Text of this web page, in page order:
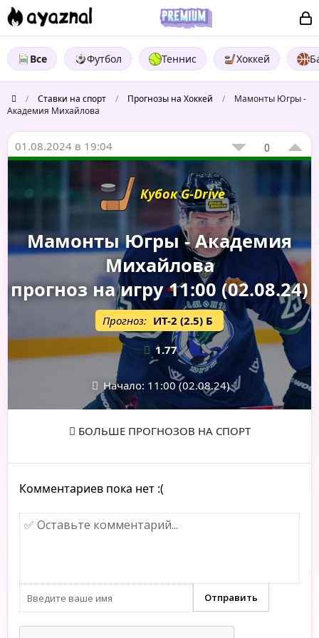
Все Футбол Теннис Хоккей
/ Ставки на спорт / Прогнозы на Хоккей /
Мамонты Югры -
Академия Михайлова
01.08.2024 в 19:04 0
Кубок G-Drive
Мамонты Югры - Академия
Михайлова
прогноз на игру 11:00 (02.08.24)
Прогноз: ИТ-2 (2.5) Б
1.77
Начало: 11:00 (02.08.24)
БОЛЬШЕ ПРОГНОЗОВ НА СПОРТ
Комментариев пока нет :(